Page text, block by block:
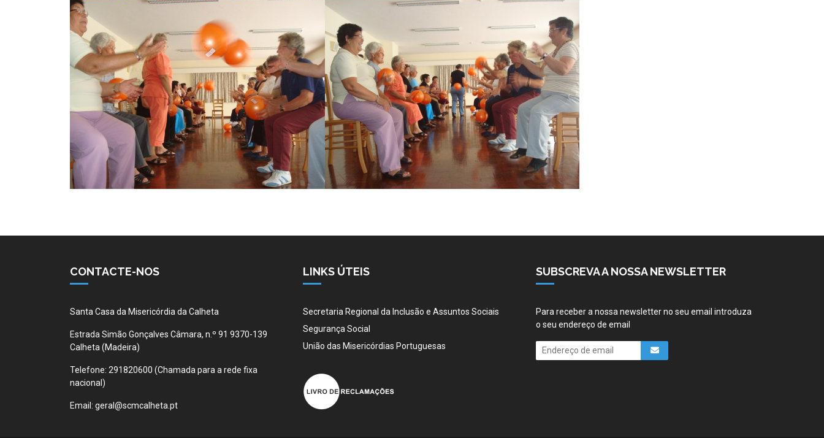
CONTACTE-NOS
Santa Casa da Misericórdia da Calheta
Estrada Simão Gonçalves Câmara, n.º 91 9370-139
Calheta (Madeira)
Telefone: 291820600 (Chamada para a rede fixa
nacional)
Email: geral@scmcalheta.pt
LINKS ÚTEIS
Secretaria Regional da Inclusão e Assuntos Sociais
Segurança Social
União das Misericórdias Portuguesas
SUBSCREVA A NOSSA NEWSLETTER
Para receber a nossa newsletter no seu email introduza
o seu endereço de email